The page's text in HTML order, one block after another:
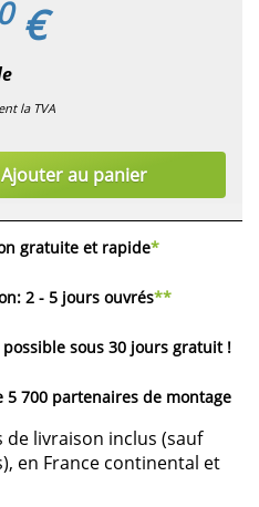
€
la TVA
Ajouter au panier
gratuite et rapide*
2 - 5 jours ouvrés**
possible sous 30 jours gratuit!
5 700 partenaires de montage
de livraison inclus (sauf
en France continental et